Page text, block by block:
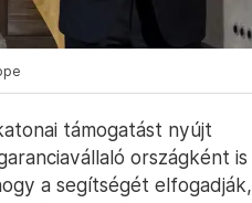
támogatást nyújt
országként is
a segítségét elfogadják,